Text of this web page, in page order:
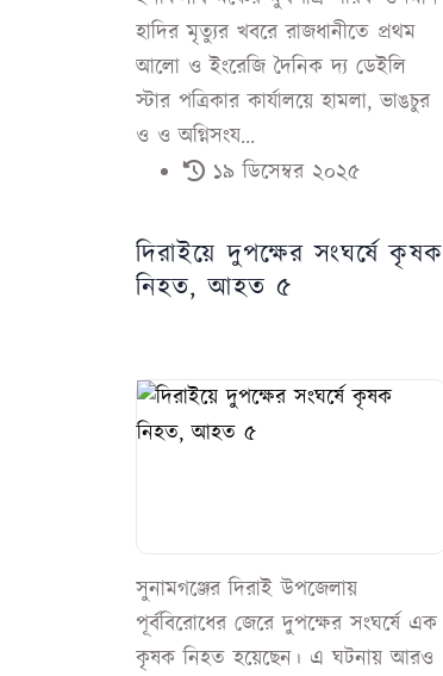
হাদির মৃত্যুর খবরে রাজধানীতে প্রথম
আলো ও ইংরেজি দৈনিক দ্য ডেইলি
স্টার পত্রিকার কার্যালয়ে হামলা, ভাঙচুর
ও ও অগ্নিসংয...
১৯ ডিসেম্বর ২০২৫
দিরাইয়ে দুপক্ষের সংঘর্ষে কৃষক
নিহত, আহত ৫
সুনামগঞ্জের দিরাই উপজেলায়
পূর্ববিরোধের জেরে দুপক্ষের সংঘর্ষে এক
কৃষক নিহত হয়েছেন। এ ঘটনায় আরও